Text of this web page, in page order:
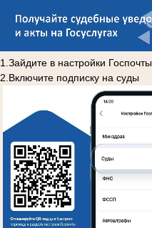
1.Зайдите в настройки Госпочты
2.Включите подписку на суды